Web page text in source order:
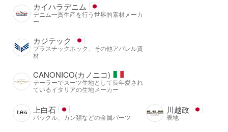
カイハラデニム
デニム一貫生産を行う世界的素材メーカ
ー
カジテック
プラスチックホック、その他アパレル資
材
CANONICO(カノニコ)
テーラーでスーツ生地として長年愛され
ているイタリアの生地メーカー
上白石
バックル、カン類などの金属パーツ
川越政
表地